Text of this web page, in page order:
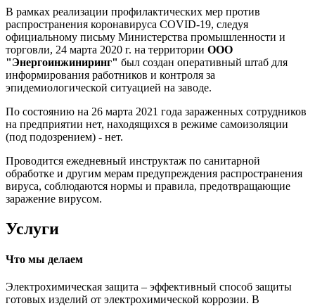
В рамках реализации профилактических мер против
распространения коронавируса COVID-19, следуя
официальному письму Министерства промышленности и
торговли, 24 марта 2020 г. на территории ООО
"Энергоинжиниринг" был создан оперативный штаб для
информирования работников и контроля за
эпидемиологической ситуацией на заводе.
По состоянию на 26 марта 2021 года зараженных сотрудников
на предприятии нет, находящихся в режиме самоизоляции
(под подозрением) - нет.
Проводится ежедневный инструктаж по санитарной
обработке и другим мерам предупреждения распространения
вируса, соблюдаются нормы и правила, предотвращающие
заражение вирусом.
Услуги
Что мы делаем
Электрохимическая защита – эффективный способ защиты
готовых изделий от электрохимической коррозии. В